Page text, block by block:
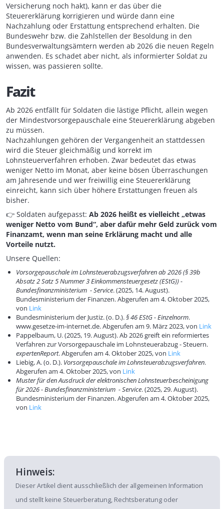
Versicherung noch hakt), kann er das über die
Steuererklärung korrigieren und würde dann eine
Nachzahlung oder Erstattung entsprechend erhalten. Die
Bundeswehr bzw. die Zahlstellen der Besoldung in den
Bundesverwaltungsämtern werden ab 2026 die neuen Regeln
anwenden. Es schadet aber nicht, als informierter Soldat zu
wissen, was passieren sollte.
Fazit
Ab 2026 entfällt für Soldaten die lästige Pflicht, allein wegen
der Mindestvorsorgepauschale eine Steuererklärung abgeben
zu müssen.
Nachzahlungen gehören der Vergangenheit an stattdessen
wird die Steuer gleichmäßig und korrekt im
Lohnsteuerverfahren erhoben. Zwar bedeutet das etwas
weniger Netto im Monat, aber keine bösen Überraschungen
am Jahresende und wer freiwillig eine Steuererklärung
einreicht, kann sich über höhere Erstattungen freuen als
bisher.
👉 Soldaten aufgepasst: Ab 2026 heißt es vielleicht „etwas
weniger Netto vom Bund“, aber dafür mehr Geld zurück vom
Finanzamt, wenn man seine Erklärung macht und alle
Vorteile nutzt.
Unsere Quellen:
Vorsorgepauschale im Lohnsteuerabzugsverfahren ab 2026 (§ 39b
Absatz 2 Satz 5 Nummer 3 Einkommensteuergesetz (EStG)) -
Bundesfinanzministerium - Service. (2025, 14. August).
Bundesministerium der Finanzen. Abgerufen am 4. Oktober 2025,
von Link
Bundesministerium der Justiz. (o. D.).§ 46 EStG - Einzelnorm.
www.gesetze-im-internet.de. Abgerufen am 9. März 2023, von Link
Pappelbaum, U. (2025, 19. August). Ab 2026 greift ein reformiertes
Verfahren zur Vorsorgepauschale im Lohnsteuerabzug - Steuern.
expertenReport. Abgerufen am 4. Oktober 2025, von Link
Liebig, A. (o. D.). Vorsorgepauschale im Lohnsteuerabzugsverfahren.
Abgerufen am 4. Oktober 2025, von Link
Muster für den Ausdruck der elektronischen Lohnsteuerbescheinigung
für 2026 - Bundesfinanzministerium - Service. (2025, 29. August).
Bundesministerium der Finanzen. Abgerufen am 4. Oktober 2025,
von Link
Hinweis:
Dieser Artikel dient ausschließlich der allgemeinen Information
und stellt keine Steuerberatung, Rechtsberatung oder